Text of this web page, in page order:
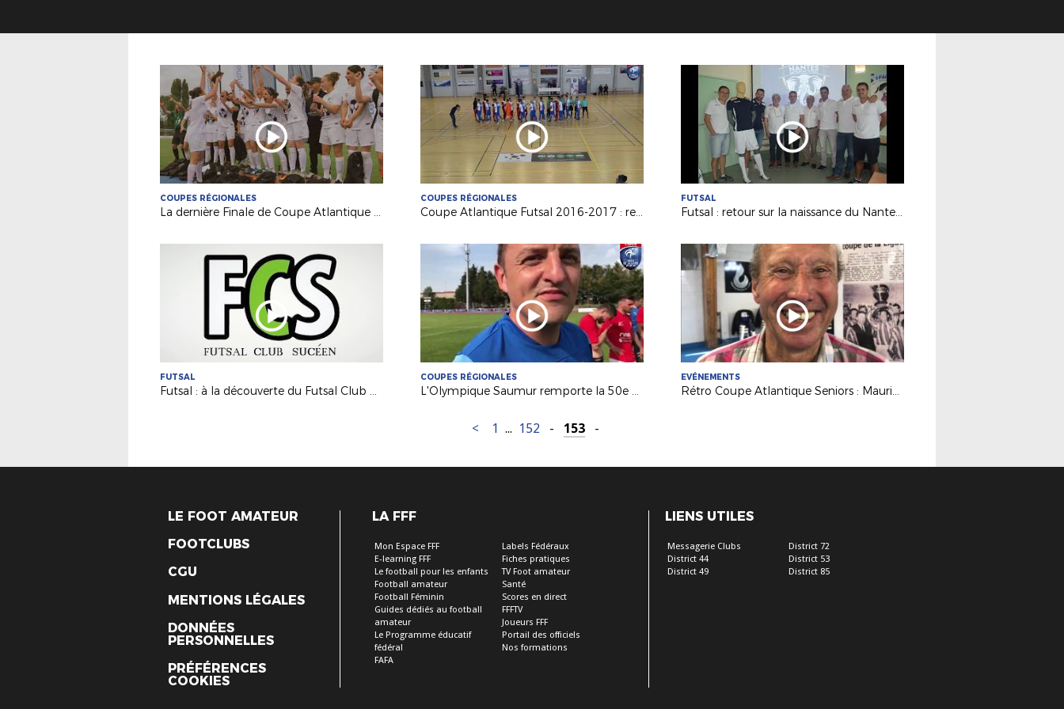
COUPES RÉGIONALES
La dernière Finale de Coupe Atlantique Féminine Crédit-Mutuel !
COUPES RÉGIONALES
Coupe Atlantique Futsal 2016-2017 : revivez la finale remportée par Saint Herblain Pépite FC
FUTSAL
Futsal : retour sur la naissance du Nantes Métropole Futsal (D1)
FUTSAL
Futsal : à la découverte du Futsal Club Sucéen (Sucé sur Erdre)
COUPES RÉGIONALES
L'Olympique Saumur remporte la 50e Coupe Atlantique Seniors !
EVÉNEMENTS
Rétro Coupe Atlantique Seniors : Maurice Clément (FC Nantes), 1er capitaine à soulever le trophée en 1968
< 1 ... 152 - 153 -
LE FOOT AMATEUR
FOOTCLUBS
CGU
MENTIONS LÉGALES
DONNÉES
PERSONNELLES
PRÉFÉRENCES
COOKIES
LA FFF
Mon Espace FFF
E-learning FFF
Le football pour les enfants
Football amateur
Football Féminin
Guides dédiés au football
amateur
Le Programme éducatif
fédéral
FAFA
Labels Fédéraux
Fiches pratiques
TV Foot amateur
Santé
Scores en direct
FFFTV
Joueurs FFF
Portail des officiels
Nos formations
LIENS UTILES
Messagerie Clubs
District 44
District 49
District 72
District 53
District 85